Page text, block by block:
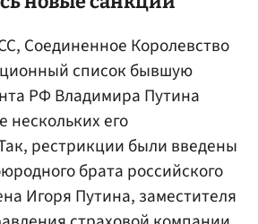
Соединенное Королевство
список бывшую
РФ Владимира Путина
его
рестрикции были введены
брата российского
Игоря Путина, заместителя